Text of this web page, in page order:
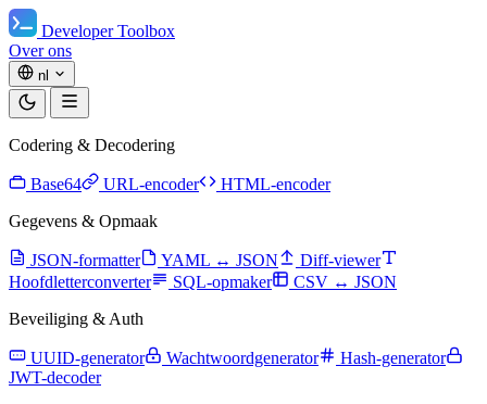
Developer Toolbox
Over ons
nl
Codering & Decodering
Base64 URL-encoder
HTML-encoder
Gegevens & Opmaak
JSON-formatter YAML ↔ JSON
Diff-viewer
Hoofdletterconverter
SQL-opmaker
CSV ↔ JSON
Beveiliging & Auth
UUID-generator Wachtwoordgenerator
Hash-generator
JWT-decoder